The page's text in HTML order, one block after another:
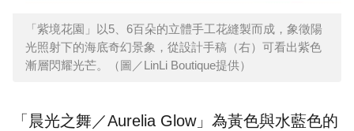
「紫境花園」以5、6百朵的立體手工花縫製而成，象徵陽
光照射下的海底奇幻景象，從設計手稿（右）可看出紫色
漸層閃耀光芒。（圖／LinLi Boutique提供）
「晨光之舞／Aurelia Glow」為黃色與水藍色的